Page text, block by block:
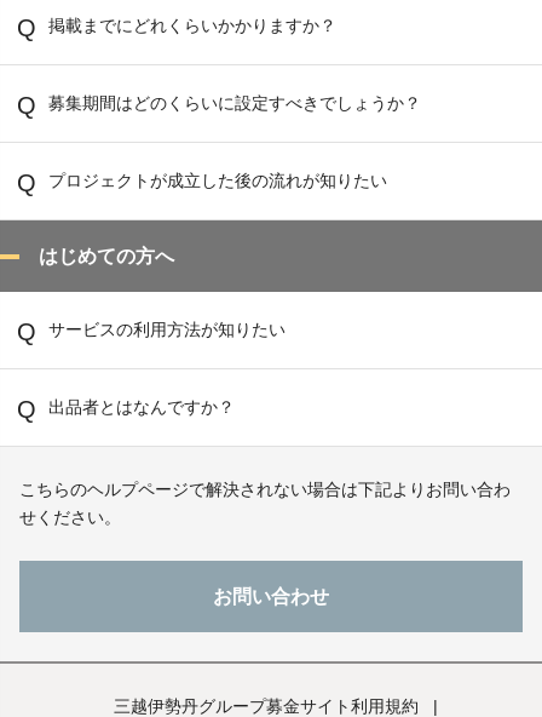
掲載までにどれくらいかかりますか？
募集期間はどのくらいに設定すべきでしょうか？
プロジェクトが成立した後の流れが知りたい
はじめての方へ
サービスの利用方法が知りたい
出品者とはなんですか？
こちらのヘルプページで解決されない場合は下記よりお問い合わ
せください。
お問い合わせ
三越伊勢丹グループ募金サイト利用規約 |